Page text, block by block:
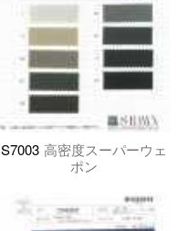
S7003 高密度スーパーウェ
ポン